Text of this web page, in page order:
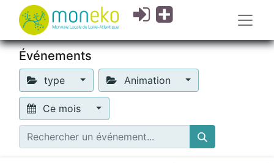
Événements
type Animation
Ce mois